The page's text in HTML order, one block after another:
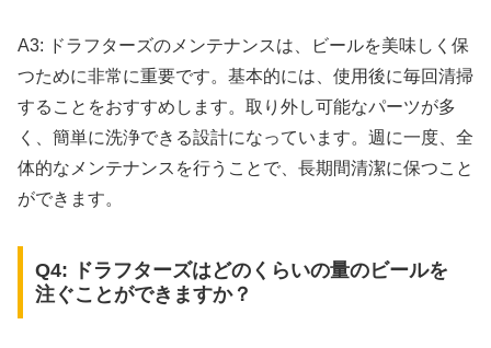
A3: ドラフターズのメンテナンスは、ビールを美味しく保
つために非常に重要です。基本的には、使用後に毎回清掃
することをおすすめします。取り外し可能なパーツが多
く、簡単に洗浄できる設計になっています。週に一度、全
体的なメンテナンスを行うことで、長期間清潔に保つこと
ができます。
Q4: ドラフターズはどのくらいの量のビールを
注ぐことができますか？